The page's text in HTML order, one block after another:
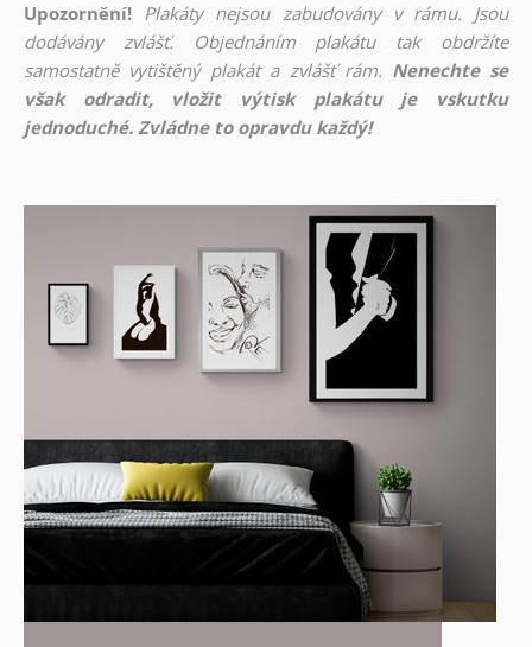
Upozornění! Plakáty nejsou zabudovány v rámu. Jsou
dodávány zvlášť. Objednáním plakátu tak obdržíte
samostatně vytištěný plakát a zvlášť rám. Nenechte se
však odradit, vložit výtisk plakátu je vskutku
jednoduché. Zvládne to opravdu každý!